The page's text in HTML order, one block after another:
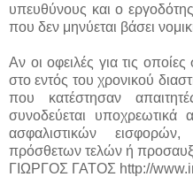
υπευθύνους και ο
που δεν μηνύεται βάσει
Αν οι οφειλές για τις
στο εντός του χρονικού
που κατέστησαν
συνοδεύεται
ασφαλιστικών
πρόσθετων τελών ή
ΓΙΩΡΓΟΣ ΓΑΤΟΣ http://